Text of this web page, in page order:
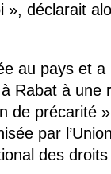
», déclarait
au pays et
Rabat à une
de précarité
par
des droits